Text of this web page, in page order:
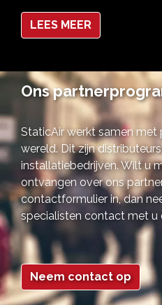
LEES MEER
Ons
StaticAir werkt samen met
wereld. Dit zijn
installatiebedrijven. Wilt u
ontvangen over ons
contactformulier in, dan
specialisten contact met u
Neem contact op